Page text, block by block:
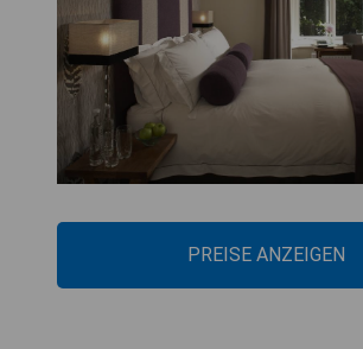
PREISE ANZEIGEN